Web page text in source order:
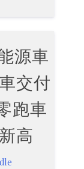
源車
交付
跑車
高